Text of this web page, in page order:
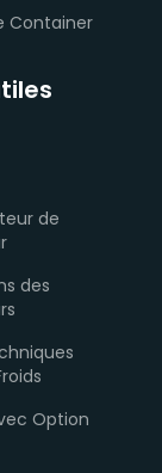
Container
de
des
Option